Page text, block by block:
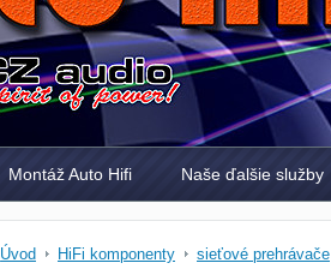
Montáž Auto Hifi Naše ďalšie služby
Úvod HiFi komponenty sieťové prehrávače